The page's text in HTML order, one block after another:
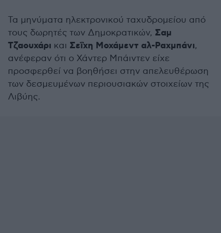
Τα μηνύματα ηλεκτρονικού ταχυδρομείου από
τους δωρητές των Δημοκρατικών, Σαμ
Τζαουχάρι και Σεΐχη Μοχάμεντ αλ-Ραχμπάνι,
ανέφεραν ότι ο Χάντερ Μπάιντεν είχε
προσφερθεί να βοηθήσει στην απελευθέρωση
των δεσμευμένων περιουσιακών στοιχείων της
Λιβύης.